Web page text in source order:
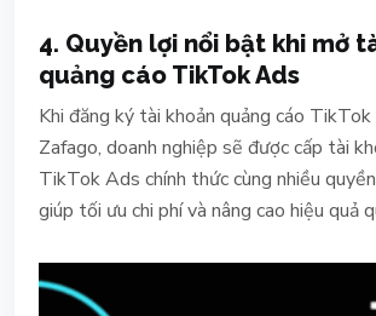
4. Quyền lợi nổi bật khi mở
quảng cáo TikTok Ads
Khi đăng ký tài khoản quảng cáo
Zafago, doanh nghiệp sẽ được cấp tài
TikTok Ads chính thức cùng nhiều
giúp tối ưu chi phí và nâng cao hiệu quả